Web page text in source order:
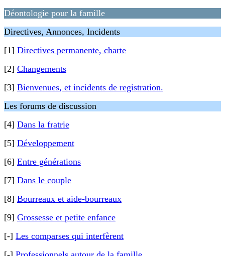
Déontologie pour la famille
Directives, Annonces, Incidents
[1] Directives permanente, charte
[2] Changements
[3] Bienvenues, et incidents de registration.
Les forums de discussion
[4] Dans la fratrie
[5] Développement
[6] Entre générations
[7] Dans le couple
[8] Bourreaux et aide-bourreaux
[9] Grossesse et petite enfance
[-] Les comparses qui interfèrent